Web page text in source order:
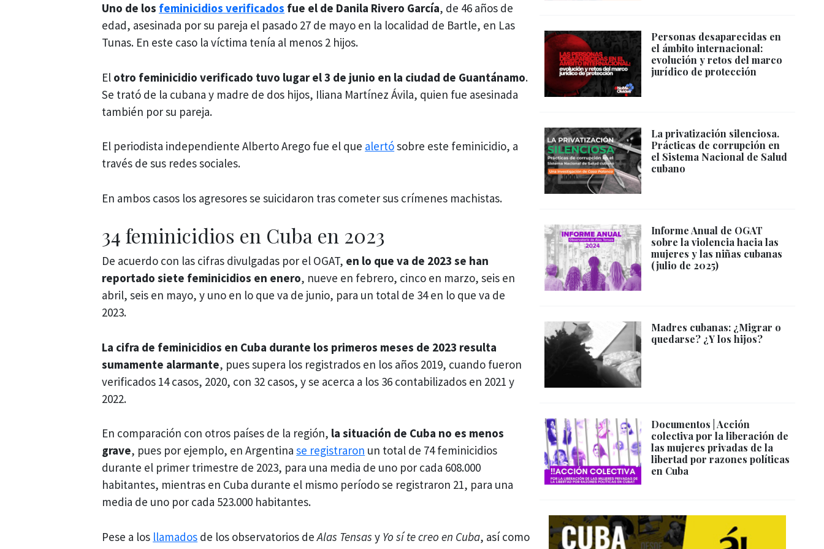
Uno de los feminicidios verificados fue el de Danila Rivero García, de 46 años de
edad, asesinada por su pareja el pasado 27 de mayo en la localidad de Bartle, en Las
Tunas. En este caso la víctima tenía al menos 2 hijos.
El otro feminicidio verificado tuvo lugar el 3 de junio en la ciudad de Guantánamo.
Se trató de la cubana y madre de dos hijos, Iliana Martínez Ávila, quien fue asesinada
también por su pareja.
El periodista independiente Alberto Arego fue el que alertósobre este feminicidio, a
través de sus redes sociales.
En ambos casos los agresores se suicidaron tras cometer sus crímenes machistas.
34 feminicidios en Cuba en 2023
De acuerdo con las cifras divulgadas por el OGAT, en lo que va de 2023 se han
reportado siete feminicidios en enero, nueve en febrero, cinco en marzo, seis en
abril, seis en mayo, y uno en lo que va de junio, para un total de 34 en lo que va de
2023.
La cifra de feminicidios en Cuba durante los primeros meses de 2023 resulta
sumamente alarmante, pues supera los registrados en los años 2019, cuando fueron
verificados 14 casos, 2020, con 32 casos, y se acerca a los 36 contabilizados en 2021 y
2022.
En comparación con otros países de la región, la situación de Cuba no es menos
grave, pues por ejemplo, en Argentinase registraron un total de 74 feminicidios
durante el primer trimestre de 2023, para una media de uno por cada 608.000
habitantes, mientras en Cuba durante el mismo período se registraron 21, para una
media de uno por cada 523.000 habitantes.
Pese a los llamados de los observatorios deAlas Tensas y Yo sí te creo en Cuba, así como
Personas desaparecidas en
el ámbito internacional:
evolución y retos del marco
jurídico de protección
La privatización silenciosa.
Prácticas de corrupción en
el Sistema Nacional de Salud
cubano
Informe Anual de OGAT
sobre la violencia hacia las
mujeres y las niñas cubanas
(julio de 2025)
Madres cubanas: ¿Migrar o
quedarse? ¿Y los hijos?
Documentos | Acción
colectiva por la liberación de
las mujeres privadas de la
libertad por razones políticas
en Cuba